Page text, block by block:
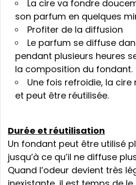
La cire va fondre
son parfum en quelques
Profiter de la diffusion
Le parfum se diffuse
pendant plusieurs heures
la composition du fondant.
Une fois refroidie, la
et peut être réutilisée.
Durée et réutilisation
Un fondant peut être utilisé
jusqu’à ce qu’il ne diffuse
Quand l’odeur devient très